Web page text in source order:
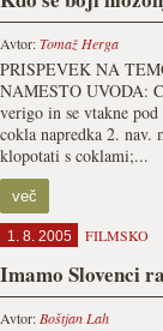
Avtor:Tomaž Herga
PRISPEVEK NA
NAMESTO UVODA:
verigo in se vtakne
cokla napredka 2. nav.
klopotati s coklami;...
več
1. 8. 2005 FILMSKO
Imamo Slovenci
Avtor: Boštjan Lah